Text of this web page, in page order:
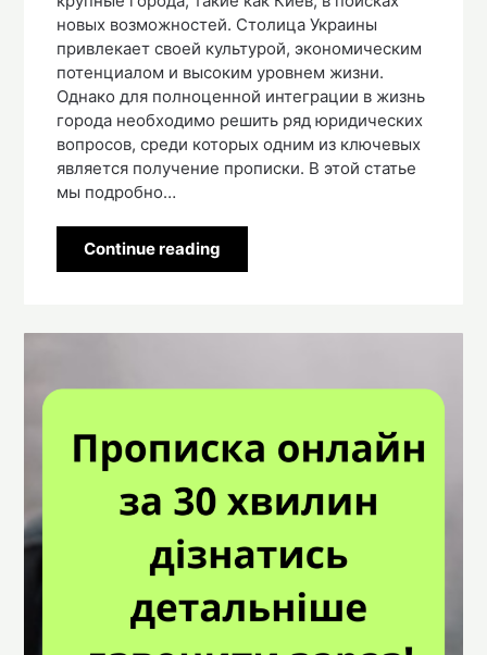
новых возможностей. Столица Украины
привлекает своей культурой, экономическим
потенциалом и высоким уровнем жизни.
Однако для полноценной интеграции в жизнь
города необходимо решить ряд юридических
вопросов, среди которых одним из ключевых
является получение прописки. В этой статье
мы подробно…
Continue reading